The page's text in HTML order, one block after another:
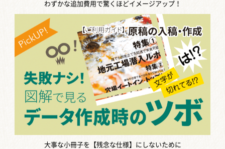
わずかな追加費用で驚くほどイメージアップ！
大事な小冊子を【残念な仕様】にしないために